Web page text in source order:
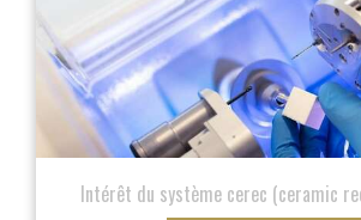
Intérêt du système cerec (ceramic